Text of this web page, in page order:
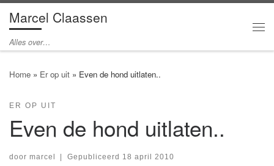
Ga naar inhoud
Marcel Claassen
Alles over…
Home » Er op uit » Even de hond uitlaten..
ER OP UIT
Even de hond uitlaten..
door marcel | Gepubliceerd 18 april 2010